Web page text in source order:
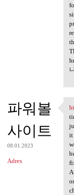
파워볼
사이트
08.01.2023
Adres
it